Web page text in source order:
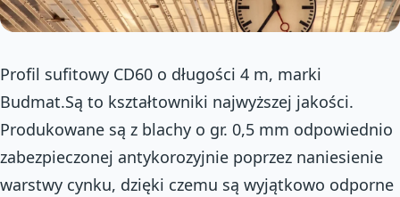
Profil sufitowy CD60 o długości 4 m, marki
Budmat.Są to kształtowniki najwyższej jakości.
Produkowane są z blachy o gr. 0,5 mm odpowiednio
zabezpieczonej antykorozyjnie poprzez naniesienie
warstwy cynku, dzięki czemu są wyjątkowo odporne